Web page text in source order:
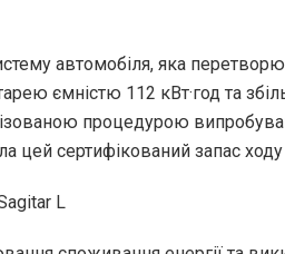
автомобіля, яка
ємністю 112 кВт·год та
процедурою
сертифікований запас ходу
L